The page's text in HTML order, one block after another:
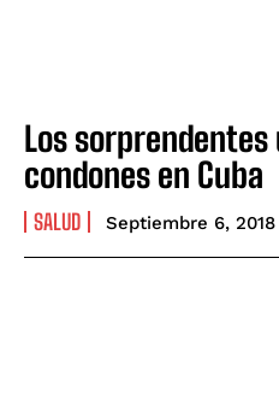
Los sorprendentes
condones en Cuba
SALUD Septiembre 6, 2018